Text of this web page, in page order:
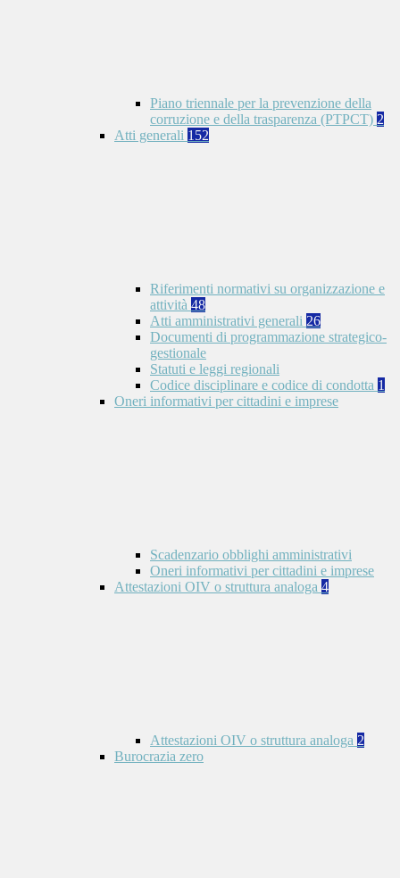
Piano triennale per la prevenzione della
corruzione e della trasparenza (PTPCT) 2
Atti generali 152
Riferimenti normativi su organizzazione e
attività 48
Atti amministrativi generali 26
Documenti di programmazione strategico-
gestionale
Statuti e leggi regionali
Codice disciplinare e codice di condotta 1
Oneri informativi per cittadini e imprese
Scadenzario obblighi amministrativi
Oneri informativi per cittadini e imprese
Attestazioni OIV o struttura analoga 4
Attestazioni OIV o struttura analoga 2
Burocrazia zero